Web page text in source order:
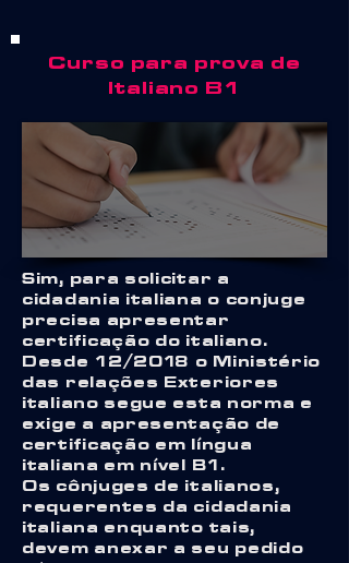
Curso para prova de
Italiano B1
Sim, para solicitar a
cidadania italiana o conjuge
precisa apresentar
certificação do italiano.
Desde 12/2018 o Ministério
das relações Exteriores
italiano segue esta norma e
exige a apresentação de
certificação em língua
italiana em nível B1.
Os cônjuges de italianos,
requerentes da cidadania
italiana enquanto tais,
devem anexar a seu pedido